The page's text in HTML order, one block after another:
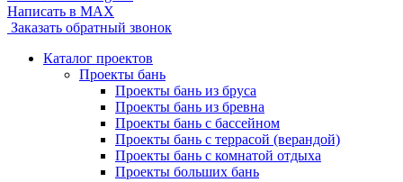
Написать в MAX
Заказать обратный звонок
Каталог проектов
Проекты бань
Проекты бань из бруса
Проекты бань из бревна
Проекты бань с бассейном
Проекты бань с террасой (верандой)
Проекты бань с комнатой отдыха
Проекты больших бань